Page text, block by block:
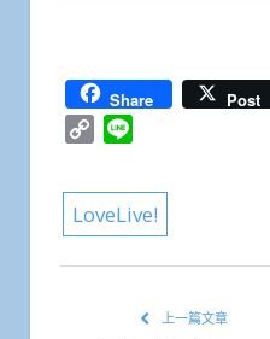
Share Post
Copy
LoveLive!
上一篇文章